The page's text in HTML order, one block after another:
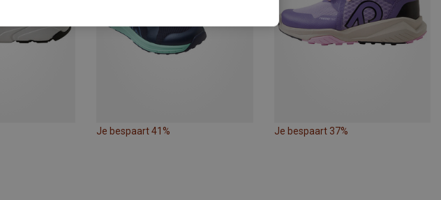
Je bespaart 41% Je bespaart 37%